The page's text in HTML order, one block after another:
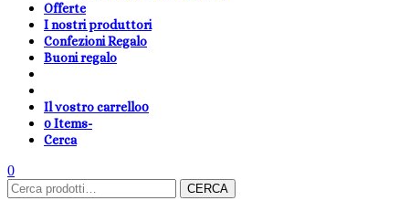
Offerte
I nostri produttori
Confezioni Regalo
Buoni regalo
Il vostro carrello0
0 Items-
Cerca
0shopping-
basket
Area
Clienti
search
cambia
lingua
Carrello
Cerca: CERCA